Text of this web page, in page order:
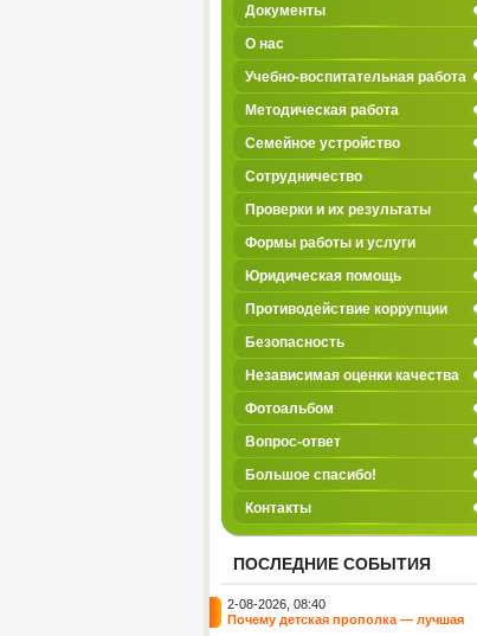
Документы
О нас
Учебно-воспитательная работа
Методическая работа
Семейное устройство
Сотрудничество
Проверки и их результаты
Формы работы и услуги
Юридическая помощь
Противодействие коррупции
Безопасность
Независимая оценки качества
Фотоальбом
Вопрос-ответ
Большое спасибо!
Контакты
ПОСЛЕДНИЕ СОБЫТИЯ
2-08-2026, 08:40
Почему детская прополка — лучшая